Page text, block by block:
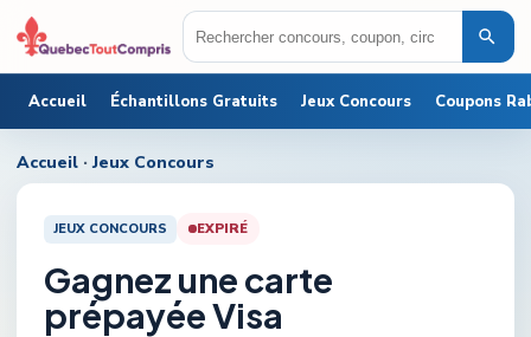
Accueil Échantillons Gratuits Jeux Concours Coupons
Accueil · Jeux Concours
JEUX CONCOURS EXPIRÉ
Gagnez une carte
prépayée Visa